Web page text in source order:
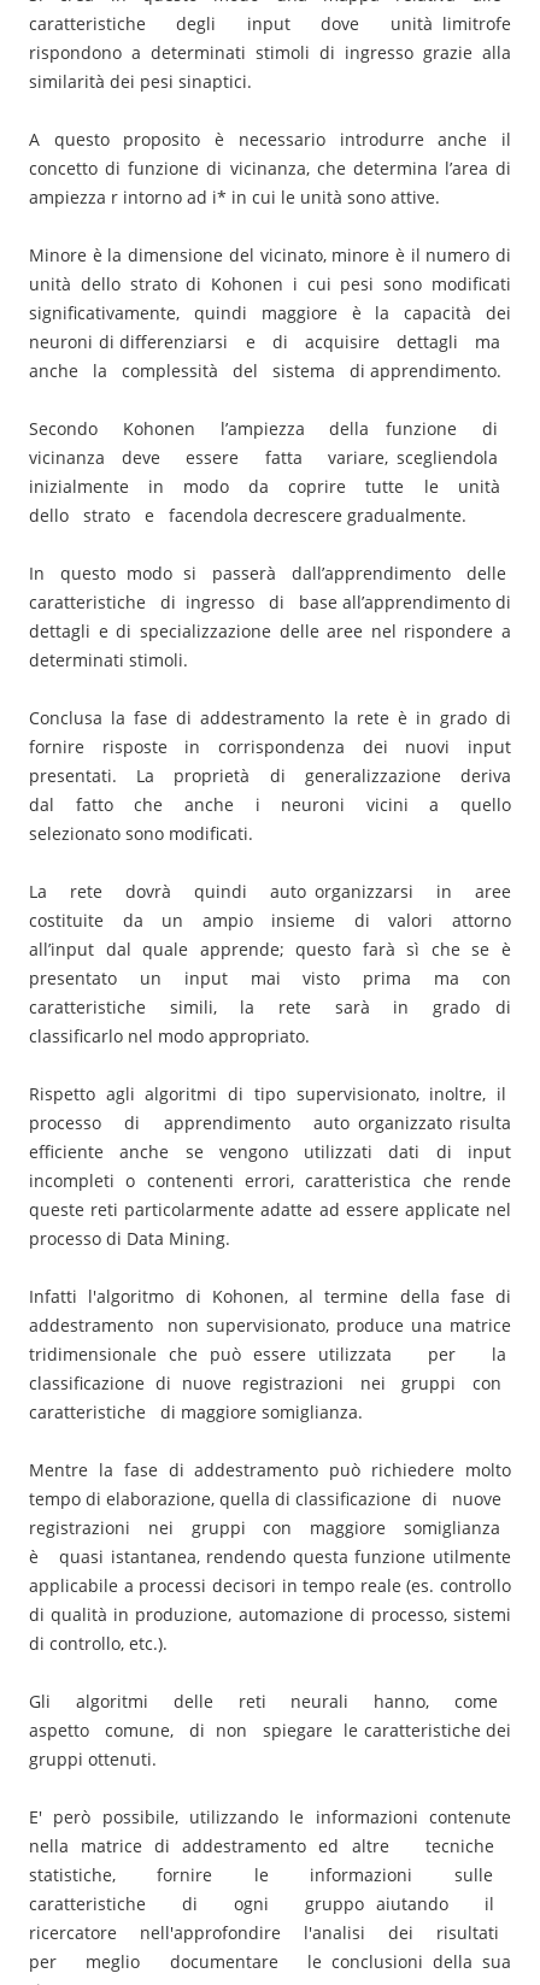
caratteristiche degli input dove unità limitrofe
rispondono a determinati stimoli di ingresso grazie alla
similarità dei pesi sinaptici.
A questo proposito è necessario introdurre anche il
concetto di funzione di vicinanza, che determina l’area di
ampiezza r intorno ad i* in cui le unità sono attive.
Minore è la dimensione del vicinato, minore è il numero di
unità dello strato di Kohonen i cui pesi sono modificati
significativamente, quindi maggiore è la capacità dei
neuroni di differenziarsi e di acquisire dettagli ma
anche la complessità del sistema di apprendimento.
Secondo Kohonen l’ampiezza della funzione di
vicinanza deve essere fatta variare, scegliendola
inizialmente in modo da coprire tutte le unità
dello strato e facendola decrescere gradualmente.
In questo modo si passerà dall’apprendimento delle
caratteristiche di ingresso di base all’apprendimento di
dettagli e di specializzazione delle aree nel rispondere a
determinati stimoli.
Conclusa la fase di addestramento la rete è in grado di
fornire risposte in corrispondenza dei nuovi input
presentati. La proprietà di generalizzazione deriva
dal fatto che anche i neuroni vicini a quello
selezionato sono modificati.
La rete dovrà quindi auto o­rganizzarsi in aree
costituite da un ampio insieme di valori attorno
all’input dal quale apprende; questo farà sì che se è
presentato un input mai visto prima ma con
caratteristiche simili, la rete sarà in grado di
classificarlo nel modo appropriato.
Rispetto agli algoritmi di tipo supervisionato, inoltre, il
processo di apprendimento auto organizzato risulta
efficiente anche se vengono utilizzati dati di input
incompleti o contenenti errori, caratteristica che rende
queste reti particolarmente adatte ad essere applicate nel
processo di Data Mining.
Infatti l'algoritmo di Kohonen, al termine della fase di
addestramento non supervisionato, produce una matrice
tridimensionale che può essere utilizzata per la
classificazione di nuove registrazioni nei gruppi con
caratteristiche di maggiore somiglianza.
Mentre la fase di addestramento può richiedere molto
tempo di elaborazione, quella di classificazione di nuove
registrazioni nei gruppi con maggiore somiglianza
è quasi istantanea, rendendo questa funzione utilmente
applicabile a processi decisori in tempo reale (es. controllo
di qualità in produzione, automazione di processo, sistemi
di controllo, etc.).
Gli algoritmi delle reti neurali hanno, come
aspetto comune, di non spiegare le caratteristiche dei
gruppi ottenuti.
E' però possibile, utilizzando le informazioni contenute
nella matrice di addestramento ed altre tecniche
statistiche, fornire le informazioni sulle
caratteristiche di ogni gruppo aiutando il
ricercatore nell'approfondire l'analisi dei risultati
per meglio documentare le conclusioni della sua